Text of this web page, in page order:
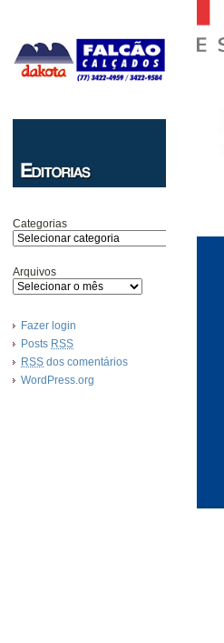
Categorias
Arquivos
Fazer login
Posts RSS
RSS dos comentários
WordPress.org